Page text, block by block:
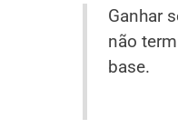
Ganhar
não
base.